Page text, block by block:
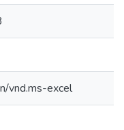
vnd.ms-excel